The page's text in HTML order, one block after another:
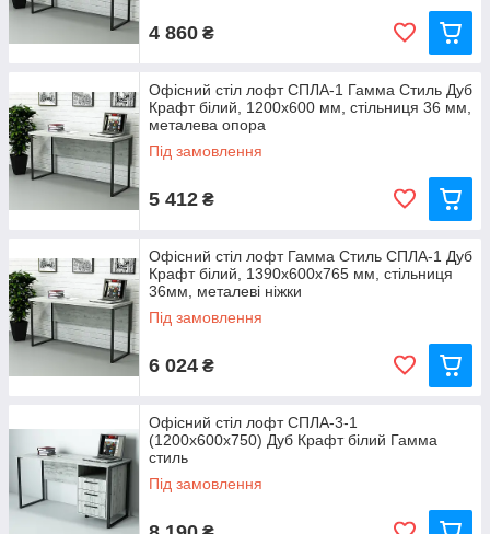
4 860 ₴
Офісний стіл лофт СПЛА-1 Гамма Стиль Дуб
Крафт білий, 1200x600 мм, стільниця 36 мм,
металева опора
Під замовлення
5 412 ₴
Офісний стіл лофт Гамма Стиль СПЛА-1 Дуб
Крафт білий, 1390x600x765 мм, стільниця
36мм, металеві ніжки
Під замовлення
6 024 ₴
Офісний стіл лофт СПЛА-3-1
(1200x600x750) Дуб Крафт білий Гамма
стиль
Під замовлення